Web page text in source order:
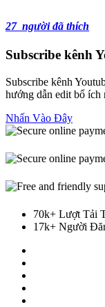
27 người đã thích
Subscribe kênh
Subscribe kênh
hướng dẫn edit bổ ích
Nhấn Vào Đây
70k+ Lượt Tải
17k+ Người